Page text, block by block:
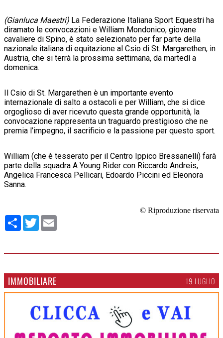
(Gianluca Maestri) La Federazione Italiana Sport Equestri ha
diramato le convocazioni e William Mondonico, giovane
cavaliere di Spino, è stato selezionato per far parte della
nazionale italiana di equitazione al Csio di St. Margarethen, in
Austria, che si terrà la prossima settimana, da martedì a
domenica.
Il Csio di St. Margarethen è un importante evento
internazionale di salto a ostacoli e per William, che si dice
orgoglioso di aver ricevuto questa grande opportunità, la
convocazione rappresenta un traguardo prestigioso che ne
premia l’impegno, il sacrificio e la passione per questo sport.
William (che è tesserato per il Centro Ippico Bressanelli) farà
parte della squadra A Young Rider con Riccardo Andreis,
Angelica Francesca Pellicari, Edoardo Piccini ed Eleonora
Sanna.
© Riproduzione riservata
Condividi
Twitter
IMMOBILIARE 19 LUGLIO